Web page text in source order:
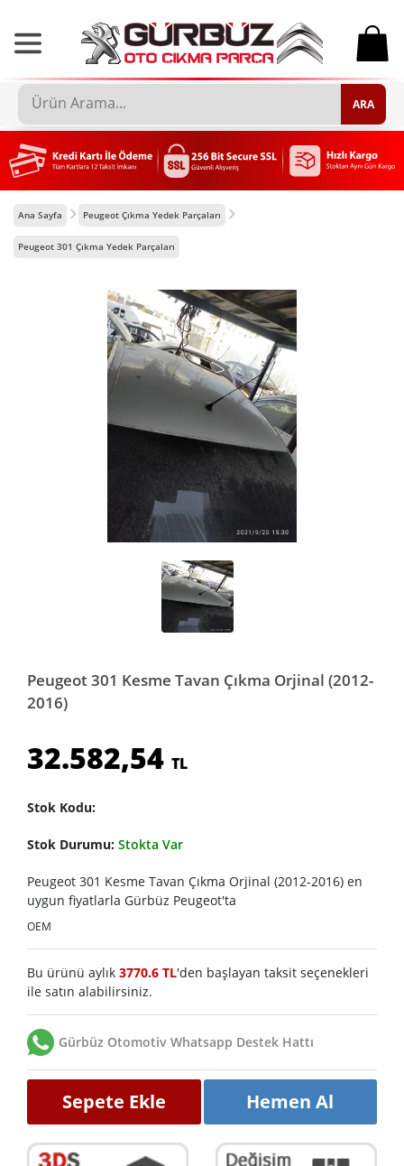
0
ARA
Ana Sayfa Peugeot Çıkma Yedek Parçaları
Peugeot 301 Çıkma Yedek Parçaları
Peugeot 301 Kesme Tavan Çıkma Orjinal (2012-
2016)
32.582,54 TL
Stok Kodu:
Stok Durumu: Stokta Var
Peugeot 301 Kesme Tavan Çıkma Orjinal (2012-2016) en
uygun fiyatlarla Gürbüz Peugeot'ta
OEM
Bu ürünü aylık 3770.6 TL'den başlayan taksit seçenekleri
ile satın alabilirsiniz.
Gürbüz Otomotiv Whatsapp Destek Hattı
Sepete Ekle Hemen Al